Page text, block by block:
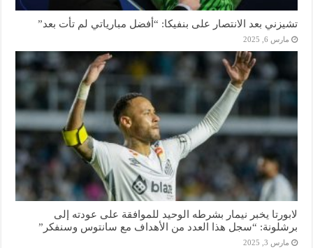
تشيزني بعد الانتصار على بنفيكا: “أفضل مبارياتي لم تأت بعد”
مارس 6, 2025
لابورتا يخبر نيمار بشرطه الوحيد للموافقة على عودته إلى
برشلونة: “سجل هذا العدد من الأهداف مع سانتوس وسنفكر”
مارس 3, 2025